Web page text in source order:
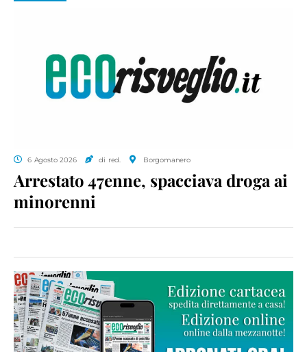
6 Agosto 2026 di red. Borgomanero
Arrestato 47enne, spacciava droga ai
minorenni